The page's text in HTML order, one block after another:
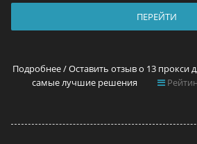
ПЕРЕЙТИ
Подробнее / Оставить отзыв о 13 прокси
самые лучшие решения